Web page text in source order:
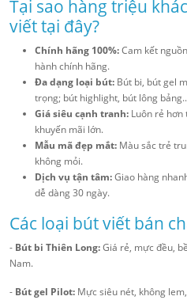
Tại sao hàng triệu
viết tại đây?
Chính hãng 100%:Cam kết
hành chính hãng.
Đa dạng loại bút: Bút bi, bút gel
trọng; bút highlight, bút lông
Giá siêu cạnh tranh: Luôn rẻ
khuyến mãi lớn.
Mẫu mã đẹp mắt: Màu sắc trẻ
không mỏi.
Dịch vụ tận tâm:Giao hàng
dễ dàng 30 ngày.
Các loại bút viết bán
- Bút bi Thiên Long:Giá rẻ, mực đều,
Nam.
- Bút gel Pilot: Mực siêu nét, không